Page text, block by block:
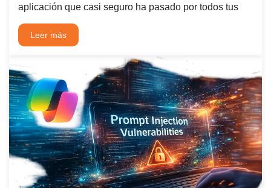
aplicación que casi seguro ha pasado por todos tus
Leer más